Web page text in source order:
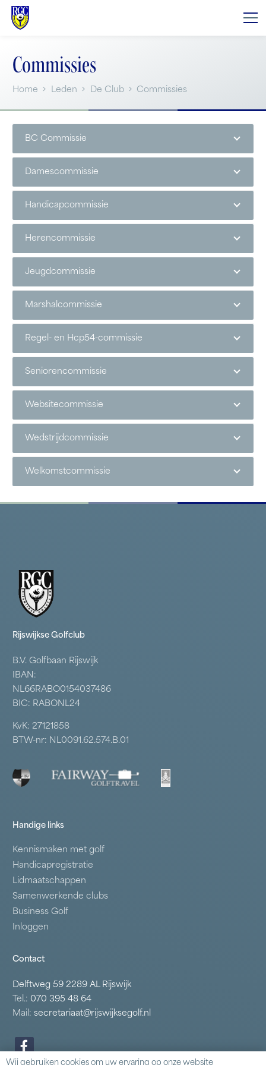
Commissies
Home Leden De Club Commissies
BC Commissie
Damescommissie
Handicapcommissie
Herencommissie
Jeugdcommissie
Marshalcommissie
Regel- en Hcp54-commissie
Seniorencommissie
Websitecommissie
Wedstrijdcommissie
Welkomstcommissie
Rijswijkse Golfclub
B.V. Golfbaan Rijswijk
IBAN:
NL66RABO0154037486
BIC: RABONL24
KvK: 27121858
BTW-nr: NL0091.62.574.B.01
Handige links
Kennismaken met golf
Handicapregistratie
Lidmaatschappen
Samenwerkende clubs
Business Golf
Inloggen
Contact
Delftweg 59 2289 AL Rijswijk
Tel.: 070 395 48 64
Mail: secretariaat@rijswijksegolf.nl
Wij gebruiken cookies om uw ervaring op onze website